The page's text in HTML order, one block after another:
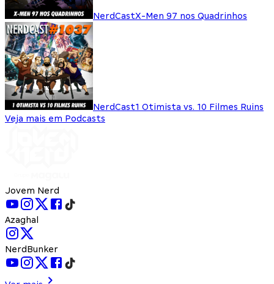
NerdCastX-Men 97 nos Quadrinhos
NerdCast1 Otimista vs. 10 Filmes Ruins
Veja mais em Podcasts
Jovem Nerd
Azaghal
NerdBunker